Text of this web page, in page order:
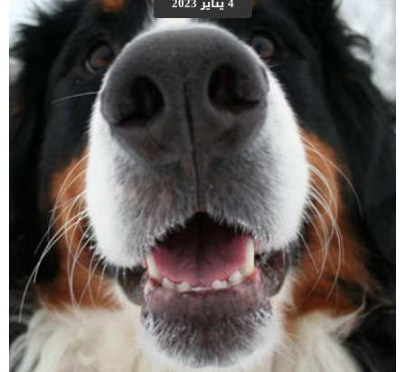
_تنتشر بين الاظافر _تتساقط الاظافر واحدا يلى الاخر على الرغم من هذه
الاعراض الا انها تتوقف على جزء الاظافر فقط, ولا تظهر اى علامات غير
صحية اخرى على الكلب, ويبدو بصحة جيدة. اقرأ ايضا: سرطان الجلد الخبيث
عند الكلاب الاسباب الكامنة خلف اصابة الكلب بالتهاب الذئبة […]